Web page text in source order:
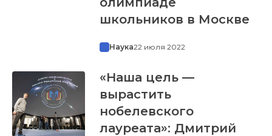
школьников в Москве
Наука22 июля 2022
«Наша цель —
вырастить
нобелевского
лауреата»: Дмитрий